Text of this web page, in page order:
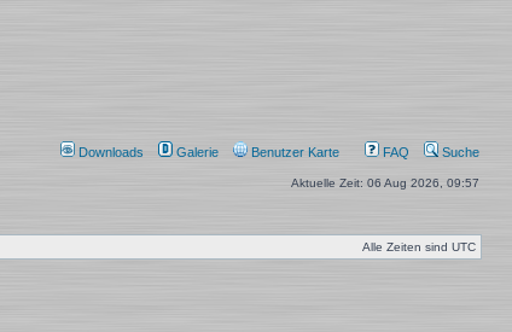
Downloads Galerie Benutzer Karte FAQ Suche
Aktuelle Zeit: 06 Aug 2026, 09:57
Alle Zeiten sind UTC